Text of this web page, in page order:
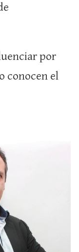
por
conocen el